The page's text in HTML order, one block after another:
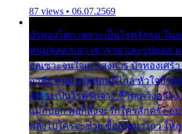
87 views • 06.07.2569
บัวทองโศก เพราะเป็นโรครักรุม ใ
หนุ่มหลอกเอา เขารวย และรูปหล่อ
ออเซาะจนใจเบา สงสาร บัวทองเศร้
อาลัย หนุ่มรูปหล่อหนีไกล หัวใจบัวท
เพราะเป็นโรครักจาง ชีวิตเคว้งคว้า
แม่ก็บอก พ่อก็สั่งจะรักใครสักครั้ง อ
พลั้งไปใครจะช่วย ซื้อเปลมาไกว ให้